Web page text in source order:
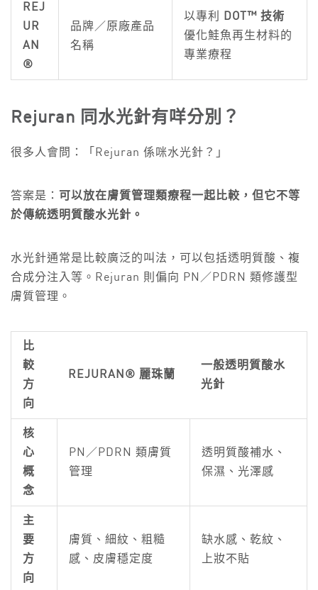
REJ
UR
AN
®
品牌／原廠產品
名稱
以專利
DOT™ 技術
優化鮭魚再生材料的
專業療程
Rejuran 同水光針有咩分別？
很多人會問：「Rejuran 係咪水光針？」
答案是： 可以放在膚質管理類療程一起比較，但它不等
於傳統透明質酸水光針。
水光針通常是比較廣泛的叫法，可以包括透明質酸、複
合成分注入等。Rejuran 則偏向 PN／PDRN 類修護型
膚質管理。
比
較
方
向
REJURAN® 麗珠蘭
一般透明質酸水
光針
核
心
概
念
PN／PDRN 類膚質
管理
透明質酸補水、
保濕、光澤感
主
要
方
向
膚質、細紋、粗糙
感、皮膚穩定度
缺水感、乾紋、
上妝不貼